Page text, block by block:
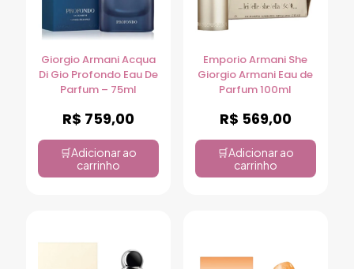
Giorgio Armani Acqua
Di Gio Profondo Eau De
Parfum – 75ml
R$ 759,00
Adicionar ao
carrinho
Emporio Armani She
Giorgio Armani Eau de
Parfum 100ml
R$ 569,00
Adicionar ao
carrinho